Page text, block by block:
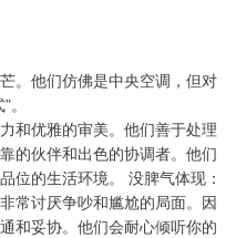
。他们仿佛是中央空调，但对
和优雅的审美。他们善于处理
的伙伴和出色的协调者。他们
位的生活环境。 没脾气体现：
常讨厌争吵和尴尬的局面。因
和妥协。他们会耐心倾听你的